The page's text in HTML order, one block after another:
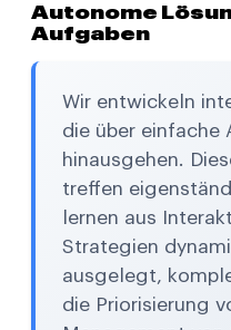
Autonome
Aufgaben
Wir entwickeln
die über einfache
hinausgehen.
treffen
lernen aus
Strategien
ausgelegt,
die Priorisierung